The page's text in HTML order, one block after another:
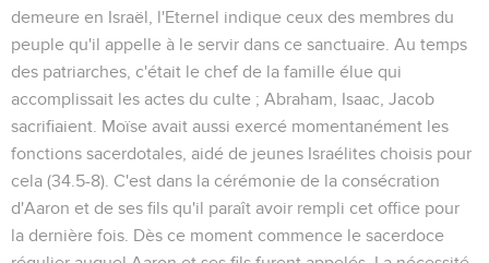
demeure en Israël, l'Eternel indique ceux des membres du
peuple qu'il appelle à le servir dans ce sanctuaire. Au temps
des patriarches, c'était le chef de la famille élue qui
accomplissait les actes du culte ; Abraham, Isaac, Jacob
sacrifiaient. Moïse avait aussi exercé momentanément les
fonctions sacerdotales, aidé de jeunes Israélites choisis pour
cela (34.5-8). C'est dans la cérémonie de la consécration
d'Aaron et de ses fils qu'il paraît avoir rempli cet office pour
la dernière fois. Dès ce moment commence le sacerdoce